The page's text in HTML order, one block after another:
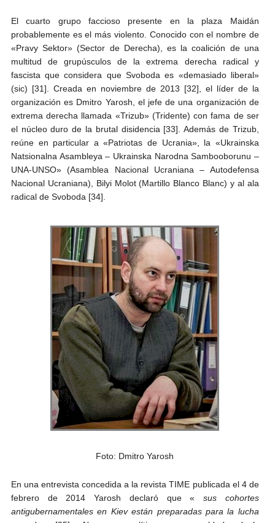
El cuarto grupo faccioso presente en la plaza Maidán
probablemente es el más violento. Conocido con el nombre de
«Pravy Sektor» (Sector de Derecha), es la coalición de una
multitud de grupúsculos de la extrema derecha radical y
fascista que considera que Svoboda es «demasiado liberal»
(sic) [31]. Creada en noviembre de 2013 [32], el líder de la
organización es Dmitro Yarosh, el jefe de una organización de
extrema derecha llamada «Trizub» (Tridente) con fama de ser
el núcleo duro de la brutal disidencia [33]. Además de Trizub,
reúne en particular a «Patriotas de Ucrania», la «Ukrainska
Natsionalna Asambleya – Ukrainska Narodna Sambooborunu –
UNA-UNSO» (Asamblea Nacional Ucraniana – Autodefensa
Nacional Ucraniana), Bilyi Molot (Martillo Blanco Blanc) y al ala
radical de Svoboda [34].
Foto: Dmitro Yarosh
En una entrevista concedida a la revista TIME publicada el 4 de
febrero de 2014 Yarosh declaró que « sus cohortes
antigubernamentales en Kiev están preparadas para la lucha